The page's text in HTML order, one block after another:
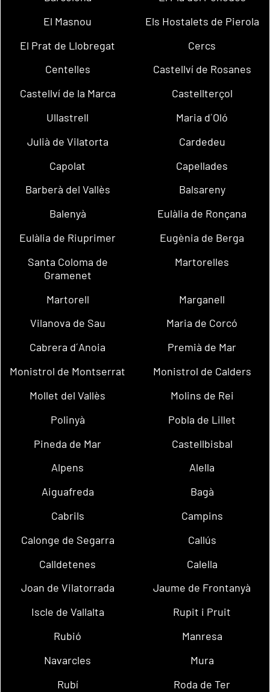
El Masnou
Els Hostalets de Pierola
El Prat de Llobregat
Cercs
Centelles
Castellví de Rosanes
Castellví de la Marca
Castellterçol
Ullastrell
Maria d´Oló
Julià de Vilatorta
Cardedeu
Capolat
Capellades
Barberà del Vallès
Balsareny
Balenyà
Eulàlia de Ronçana
Eulàlia de Riuprimer
Eugènia de Berga
Santa Coloma de
Gramenet
Martorelles
Martorell
Marganell
Vilanova de Sau
Maria de Corcó
Cabrera d´Anoia
Premià de Mar
Monistrol de Montserrat
Monistrol de Calders
Mollet del Vallès
Molins de Rei
Polinyà
Pobla de Lillet
Pineda de Mar
Castellbisbal
Alpens
Alella
Aiguafreda
Bagà
Cabrils
Campins
Calonge de Segarra
Callús
Calldetenes
Calella
Joan de Vilatorrada
Jaume de Frontanyà
Iscle de Vallalta
Rupit i Pruit
Rubió
Manresa
Navarcles
Mura
Rubí
Roda de Ter